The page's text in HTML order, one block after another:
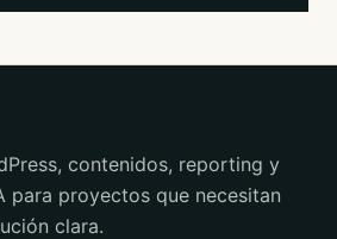
contenidos, reporting y
para proyectos que necesitan
clara.